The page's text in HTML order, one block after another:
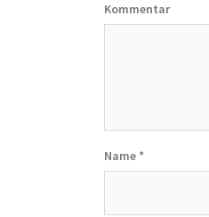
Kommentar
Name *